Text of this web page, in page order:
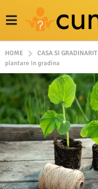
HOME CASA SI GRADINARIT
plantare in gradina